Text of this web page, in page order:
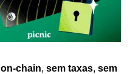
on-chain, sem taxas, sem